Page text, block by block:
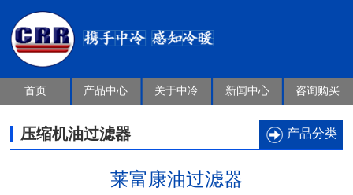
首页 产品中心 关于中冷 新闻中心 咨询购买
压缩机油过滤器 产品分类
莱富康油过滤器